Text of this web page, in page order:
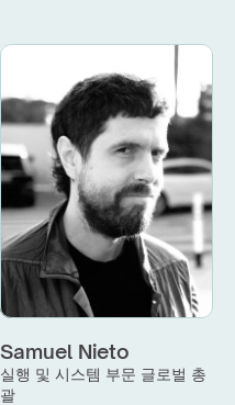
Samuel Nieto
실행 및 시스템 부문 글로벌 총
괄